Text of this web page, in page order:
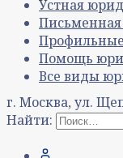
Устная
Помощь
Все виды
г. Москва, ул.
Найти: